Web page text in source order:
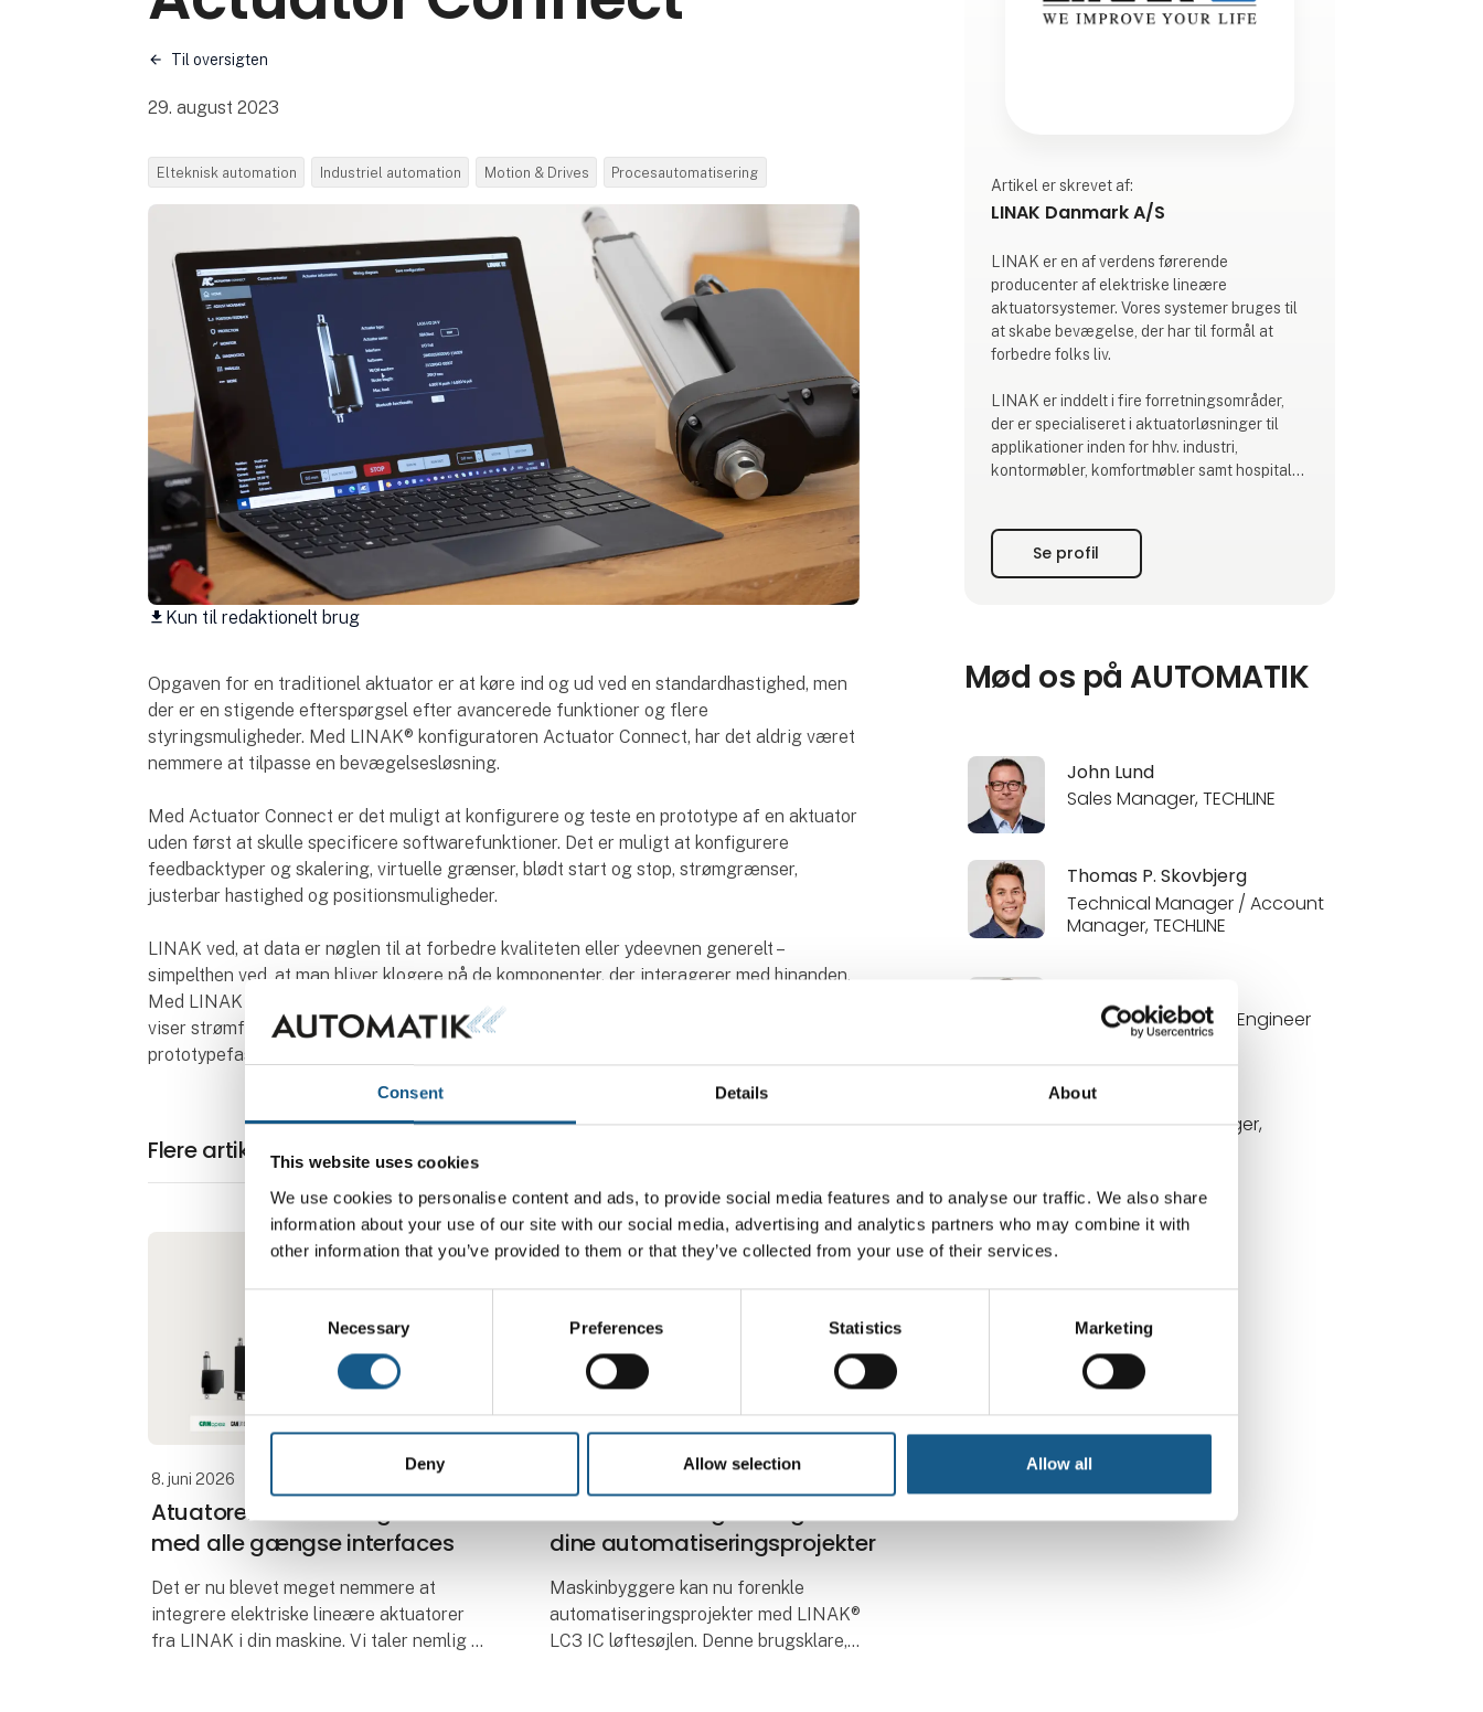
Consent Details About
This website uses cookies
We use cookies to personalise content and ads, to provide social media features and to analyse our traffic. We also share
information about your use of our site with our social media, advertising and analytics partners who may combine it with
other information that you’ve provided to them or that they’ve collected from your use of their services.
Necessary Preferences Statistics Marketing
Deny Allow selection Allow all
Til oversigten
29. august 2023
Elteknisk automation Industriel automation Motion & Drives Procesautomatisering
download Kun til redaktionelt brug
Opgaven for en traditionel aktuator er at køre ind og ud ved en standardhastighed, men
der er en stigende efterspørgsel efter avancerede funktioner og flere
styringsmuligheder. Med LINAK® konfiguratoren Actuator Connect, har det aldrig været
nemmere at tilpasse en bevægelsesløsning.
Med Actuator Connect er det muligt at konfigurere og teste en prototype af en aktuator
uden først at skulle specificere softwarefunktioner. Det er muligt at konfigurere
feedbacktyper og skalering, virtuelle grænser, blødt start og stop, strømgrænser,
justerbar hastighed og positionsmuligheder.
LINAK ved, at data er nøglen til at forbedre kvaliteten eller ydeevnen generelt –
simpelthen ved, at man bliver klogere på de komponenter, der interagerer med hinanden.
Med LINAK Actuator Connect-konfiguratoren er det muligt at finde grafer i realtid, der
viser strømforbrug, temperatur, position osv., som kan være særligt værdifuldt i
prototypefasen.
Flere artikler fra LINAK Danmark A/S
8. juni 2026
Atuatorer kan nu integreres
med alle gængse interfaces
Det er nu blevet meget nemmere at
integrere elektriske lineære aktuatorer
fra LINAK i din maskine. Vi taler nemlig dit
En smart løsning til tunge løft i
dine automatiseringsprojekter
Maskinbyggere kan nu forenkle
automatiseringsprojekter med LINAK®
LC3 IC løftesøjlen. Denne brugsklare,
Artikel er skrevet af:
LINAK Danmark A/S
LINAK er en af verdens førerende
producenter af elektriske lineære
aktuatorsystemer. Vores systemer bruges til
at skabe bevægelse, der har til formål at
forbedre folks liv.
LINAK er inddelt i fire forretningsområder,
der er specialiseret i aktuatorløsninger til
applikationer inden for hhv. industri,
kontormøbler, komfortmøbler samt hospital
LINAK har hovedkontor i Guderup på Als,
produktion i Danmark, USA, Thailand, Kina
Se profil
Mød os på AUTOMATIK
John Lund
Sales Manager, TECHLINE
Thomas P. Skovbjerg
Technical Manager / Account
Manager, TECHLINE
Sales & Application Engineer
Simon K. Mortensen
Key Account Manager,